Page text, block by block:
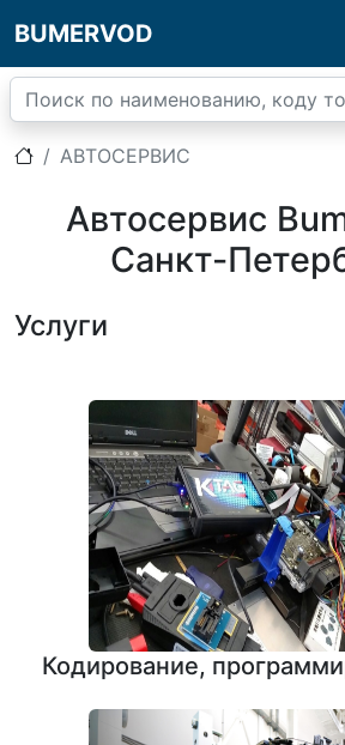
BUMERVOD
АВТОСЕРВИС
Автосервис
Санкт-
Услуги
Кодирование,